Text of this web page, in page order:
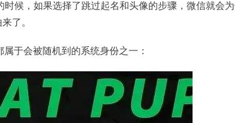
候，如果选择了跳过起名和头像的步骤，微信就会
了。
于会被随机到的系统身份之一：